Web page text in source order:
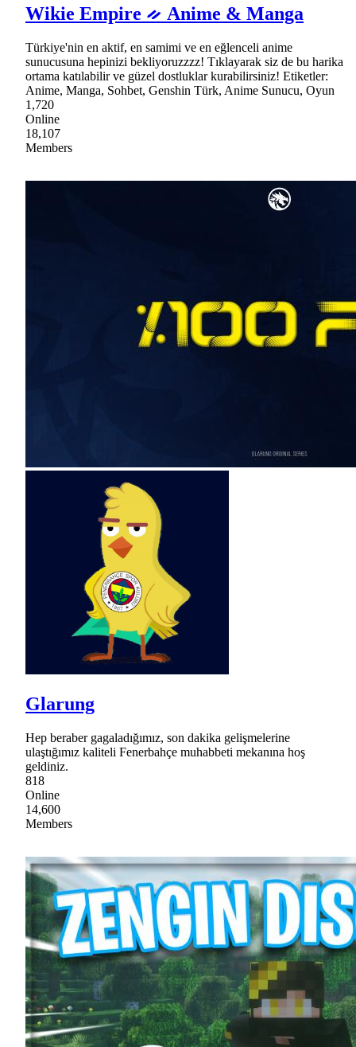
Wikie Empire ᨀ Anime & Manga
Türkiye'nin en aktif, en samimi ve en eğlenceli anime
sunucusuna hepinizi bekliyoruzzzz! Tıklayarak siz de bu harika
ortama katılabilir ve güzel dostluklar kurabilirsiniz! Etiketler:
Anime, Manga, Sohbet, Genshin Türk, Anime Sunucu, Oyun
1,720
Online
18,107
Members
Glarung
Hep beraber gagaladığımız, son dakika gelişmelerine
ulaştığımız kaliteli Fenerbahçe muhabbeti mekanına hoş
geldiniz.
818
Online
14,600
Members